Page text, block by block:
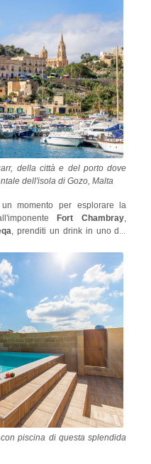
della città e del porto dove
dell'isola di Gozo, Malta
momento per esplorare la
Fort Chambray,
, prenditi un drink in uno dei
di un luogo comodo a breve
splendida casa vacanza a
piscina di questa splendida